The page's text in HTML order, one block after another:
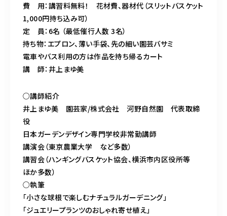
費 用：講習料無料！ 花材費、器材代（スリットバスケット
1,000円持ち込み可）
定 員：6名 （最低催行人数 3名）
持ち物：エプロン、薄い手袋、先の細い園芸バサミ
電車やバス利用の方は作品を持ち帰るカート
講 師：井上まゆ美
○講師紹介
井上まゆ美 園芸家/株式会社 河野自然園 代表取締
役
日本ガーデンデザイン専門学校非常勤講師
講演会（東京農業大学 など多数）
講習会（ハンギングバスケット協会、横浜市内区役所等
ほか多数）
○執筆
「小さな球根で楽しむナチュラルガーデニング」
「ジュエリープランツのおしゃれ寄せ植え」